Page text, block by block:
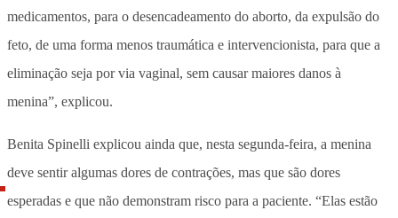
medicamentos, para o desencadeamento do aborto, da expulsão do
feto, de uma forma menos traumática e intervencionista, para que a
eliminação seja por via vaginal, sem causar maiores danos à
menina”, explicou.
Benita Spinelli explicou ainda que, nesta segunda-feira, a menina
deve sentir algumas dores de contrações, mas que são dores
esperadas e que não demonstram risco para a paciente. “Elas estão